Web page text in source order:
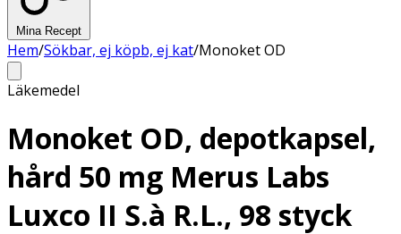
Mina Recept
Hem/Sökbar, ej köpb, ej kat/Monoket OD
Läkemedel
Monoket OD, depotkapsel,
hård 50 mg Merus Labs
Luxco II S.à R.L., 98 styck